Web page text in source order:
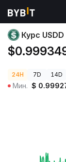
Цены криптовалют
Курс USDD
24H 7D 14D
Мин. $